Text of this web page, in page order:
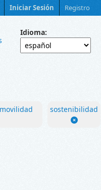
Iniciar Sesión Registro
Idioma
movilidad sostenibilidad